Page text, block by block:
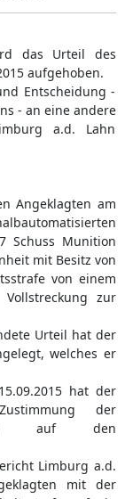
das Urteil des
aufgehoben.
Entscheidung -
- an eine andere
a.d. Lahn
Angeklagten am
Schuss Munition
mit Besitz von
von einem
zur
Urteil hat der
welches er
hat der
der
auf den
Limburg a.d.
mit der